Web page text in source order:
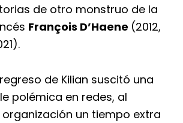
de otro monstruo de la
François D’Haene (2012,
de Kilian suscitó una
polémica en redes, al
un tiempo extra